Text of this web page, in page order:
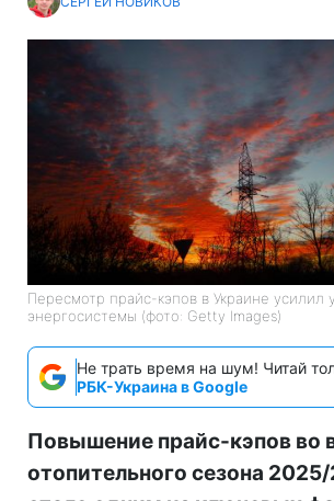
Пересмотр прайс-кэпов в Украине усилил
энергосистемы (фото: Getty Images)
Не трать время на шум! Читай
РБК-Украина в Google
Повышение прайс-кэпов во
отопительного сезона